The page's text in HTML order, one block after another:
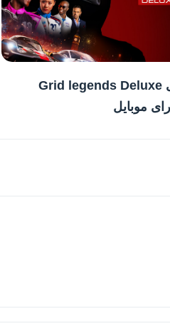
دانلود بازی Grid legends Deluxe